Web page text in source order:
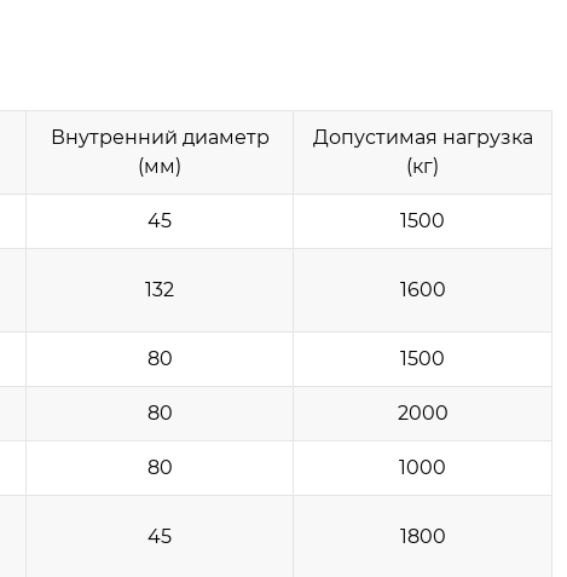
Внутренний диаметр
(мм)
Допустимая нагрузка
(кг)
45 1500
132 1600
80 1500
80 2000
80 1000
45 1800